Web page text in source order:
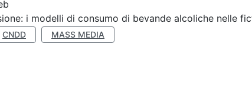
i modelli di consumo di bevande alcoliche nelle
CNDD MASS MEDIA